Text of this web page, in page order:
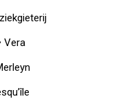
Vera